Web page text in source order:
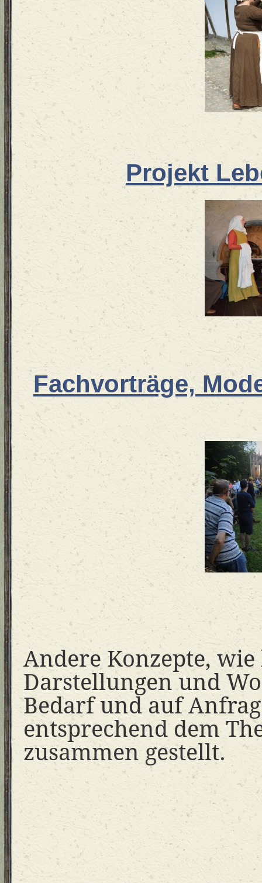
Projekt
Fachvorträge,
Andere Konzepte,
Darstellungen und
Bedarf und auf
entsprechend dem
zusammen gestellt.